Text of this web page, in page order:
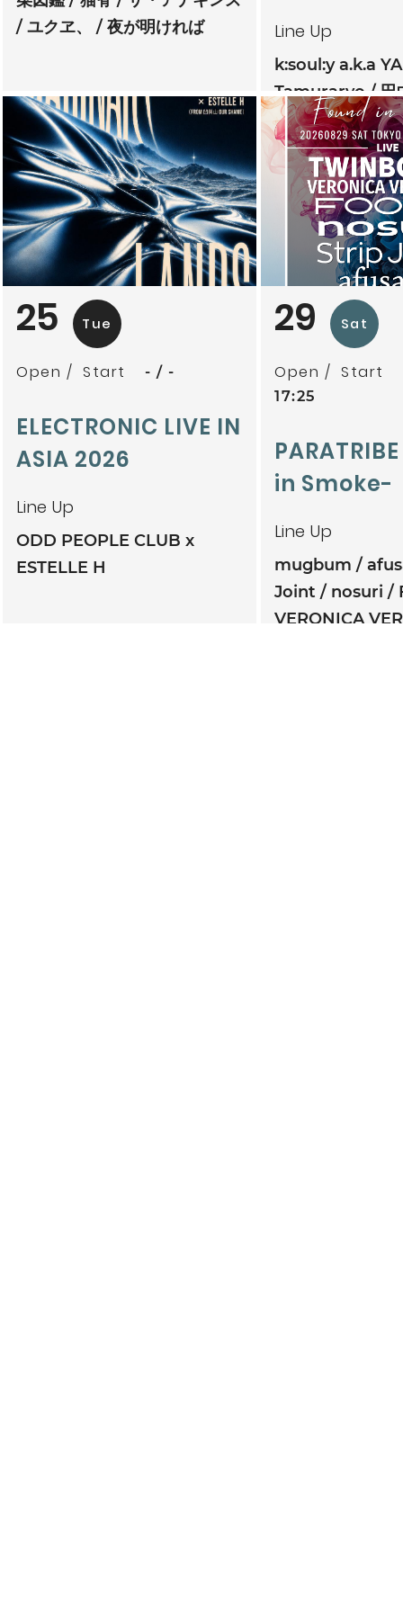
ユクヱ、
夜が明ければ Line Up
k:soul:y a.k.a
Tamuraryo
田
mitoriz
杏仁ク
tsubatics + 松村
ケ無
夕夕夜
25 Tue
Open Start - -
ELECTRONIC LIVE IN
ASIA 2026
Line Up
ODD PEOPLE CLUB x
ESTELLE H
29 Sat
Open Start
17:25
in Smoke-
Line Up
mugbum
Joint
nosuri
VERONICA